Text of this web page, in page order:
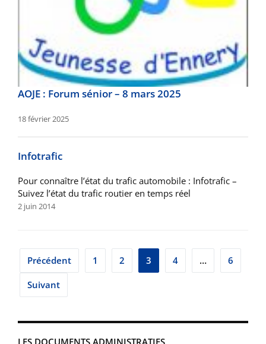
AOJE : Forum sénior – 8 mars 2025
18 février 2025
Infotrafic
Pour connaître l’état du trafic automobile : Infotrafic –
Suivez l’état du trafic routier en temps réel
2 juin 2014
Pagination
des
publications
Précédent 1 2 3 4 … 6
Suivant
LES DOCUMENTS ADMINISTRATIFS